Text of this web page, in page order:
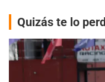
Quizás te lo